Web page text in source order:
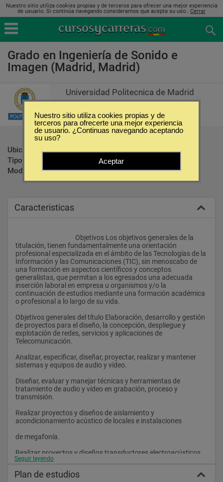
Nuestro sitio utiliza cookies propias y de terceros para ofrecer una mejor experiencia
de usuario. Si continúa navegando consideramos que acepta su uso.. Cerrar
Grado en Ingeniería de Sonido e
Imagen (Madrid, Madrid)
Universidad Politecnica de Madrid
Ubicación:
Madrid - Madrid
Tipo:
Carreras Universitarias
Modalidad:
Presencial
Caracteristicas
titulación, tienen fundamentalmente una orientación
profesional especializada en el ámbito de las Tecnologías de la
Información y las Comunicaciones (TIC), sin menoscabo de
una formación en aspectos científicos y conceptos
generalistas, que permitan a los egresados una adecuada
inserción laboral en empresa u organismos y/o la
continuación de estudios mediante una formación académica
o profesional a lo largo de su vida.
Objetivos generales del título Elaboración, desarrollo y gestión
de proyectos para el diseño, la concepción, despliegue y
explotación de redes, servicios y aplicaciones de
Telecomunicación.
Analizar, especificar, diseñar, proyectar, realizar y mantener
sistemas y equipos de audio y vídeo.
Diseñar, evaluar y manejar técnicas y herramientas de
tratamiento de audio y vídeo en grabación, proceso y
transmisión.
Realizar proyectos y diseños de aislamiento y
acondicionamiento acústico de locales e instalaciones
de megafonía.
Realizar proyectos y diseños transductores electroacústicos
ruido.
Seguir leyendo
Plan de estudios
Nuestro sitio utiliza cookies propias y de
terceros para ofrecerte una mejor experiencia
de usuario. ¿Continuas navegando aceptando
su uso?
Aceptar